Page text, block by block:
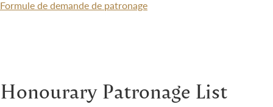
Formule de demande de patronage
Honourary Patronage List